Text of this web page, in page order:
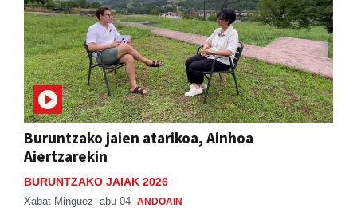
Buruntzako jaien atarikoa, Ainhoa
Aiertzarekin
BURUNTZAKO JAIAK 2026
Xabat Minguez abu 04 ANDOAIN